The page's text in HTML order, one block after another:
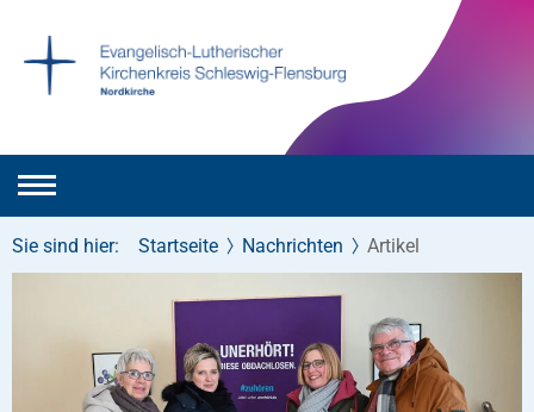
Sie sind hier: Startseite Nachrichten Artikel